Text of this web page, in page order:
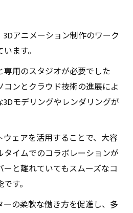
アニメーション制作のワーク
ます。
用のスタジオが必要でした
ンとクラウド技術の進展によ
モデリングやレンダリングが
ェアを活用することで、大容
イムでのコラボレーションが
と離れていてもスムーズなコ
す。
の柔軟な働き方を促進し、多